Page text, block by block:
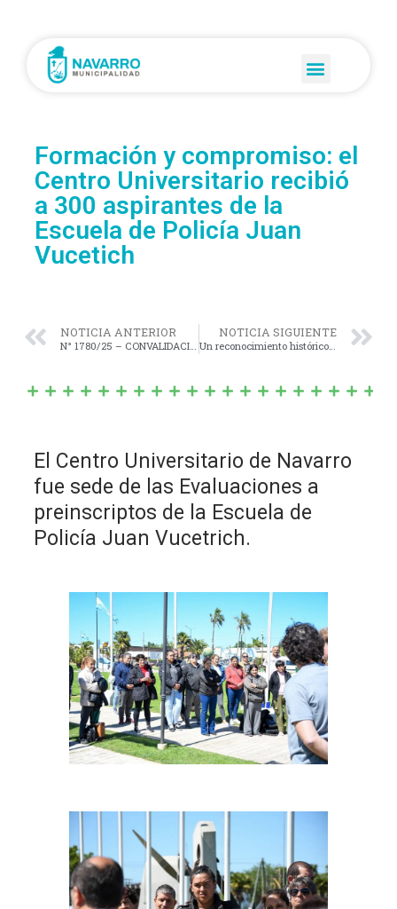
Formación y compromiso: el
Centro Universitario recibió
a 300 aspirantes de la
Escuela de Policía Juan
Vucetich
NOTICIA ANTERIOR
N° 1780/25 – CONVALIDACIÓN, en todos sus términos y cláusulas, del Convenio de Financiamiento, en el marco del Programa COMPLETAR. –
NOTICIA SIGUIENTE
Un reconocimiento histórico: honramos la memoria y legado de Madre Lucía I. M. Piccapietra
El Centro Universitario de Navarro
fue sede de las Evaluaciones a
preinscriptos de la Escuela de
Policía Juan Vucetrich.